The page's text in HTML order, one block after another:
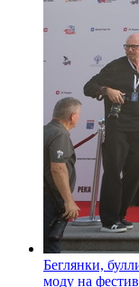
Беглянки,
моду на